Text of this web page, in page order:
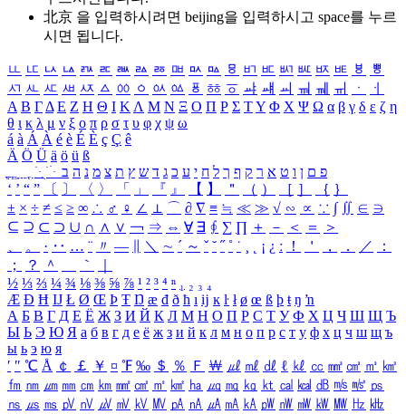
北京 을 입력하시려면 beijing을 입력하시고 space를 누르
시면 됩니다.
ㅥ ㅦ ㅧ ㅨ ㅩ ㅪ ㅫ ㅬ ㅭ ㅮ ㅯ ㅰ ㅱ ㅲ ㅳ ㅴ ㅵ ㅶ ㅷ ㅸ
ㅹ
ㅺ ㅻ ㅼ ㅽ ㅾ ㅿ ㆀ ㆁ ㆂ ㆃ ㆄ ㆅ ㆆ ㆇ ㆈ ㆉ ㆊ ㆋ ㆌ ㆍ
ㆎ
Α Β ΓΔ Ε Ζ Η Θ Ι ΚΛ Μ Ν Ξ Ο Π Ρ Σ ΤΥ Φ Χ Ψ Ω α β γ δ ε ζ η
θ ι κ λ μ ν ξ ο π ρ σ τ υ φ χ ψ ω
á à Á À é è É È ç Ç ê
Ä Ö Ü ä ö ü ß
ִֶֹ ֻּ ׁׂ פ ם ן ו ט א ר ק ף ך ל ח י ע כ ג ד ש ץ ת צ מ נ ה ב
‘ ’ “ ” 〔 〕 〈 〉 「 」 『 』 【 】 ＂ （ ） ［ ］ ｛ ｝
± × ÷ ≠ ≤ ≥ ∞ ∴ ♂ ♀ ∠ ⊥ ⌒ ∂ ∇ ≡ ≒ ≪ ≫ √ ∽ ∝ ∵ ∫ ∬ ∈ ∋
⊆ ⊇ ⊂ ⊃ ∪ ∩ ∧ ∨ ￢ ⇒ ⇔ ∀ ∃ ∮ ∑ ∏ ＋ － ＜ ＝
＞
、
。 · ‥ … ¨ 〃 ― ＼ ∼ ´ ～ ˇ ˘ ˝ ˚ ˙ ¸ ¡ ¿ ː ！ ＇ ， ． ／
：
；
？ ＾ ｀
½ ⅓ ⅔ ¼ ¾ ⅛ ⅜ ⅝ ⅞ ¹ ² ³ ⁴ ⁿ ₁ ₂ ₃ ₄
Æ Ð Ħ Ĳ Ł Ø Œ Þ Ŧ Ŋ æ đ ð ħ ı ĳ ĸ ŀ ł ø œ ß þ ŧ ŋ ŉ
А Б В Г Д Е Ё Ж З И Й К Л М Н О П Р С Т У Ф Х Ц Ч Ш Щ Ъ
Ы Ь Э Ю Я а б в г д е ё ж з и й к л м н о п р с т у ф х ц ч ш щ ъ
ы ь э ю я
′ ″ ℃ Å ￠ ￡ ￥ ¤ ℉ ‰ ＄ ％ Ｆ ￦ ㎕ ㎖ ㎗ ℓ ㎘ ㏄ ㎣ ㎤ ㎥ ㎦
㎙ ㎚ ㎛ ㎜ ㎝ ㎞ ㎟ ㎠ ㎡ ㎢ ㏊ ㎍ ㎎ ㎏ ㏏ ㎈ ㎉ ㏈ ㎧ ㎨ ㎰
㎱ ㎲ ㎳ ㎴ ㎵ ㎶ ㎷ ㎸ ㎹ ㎀ ㎁ ㎂ ㎃ ㎄ ㎺ ㎻ ㎽ ㎾ ㎿ ㎐ ㎑